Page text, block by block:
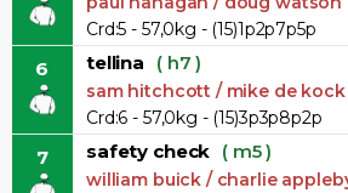
Crd:5 - 57,0kg - (15)1p2p7p5p
6 tellina ( h7 )
sam hitchcott / mike de kock
Crd:6 - 57,0kg - (15)3p3p8p2p
7 safety check ( m5 )
william buick / charlie